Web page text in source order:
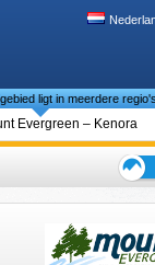
ligt in meerdere
Evergreen – Kenora
de